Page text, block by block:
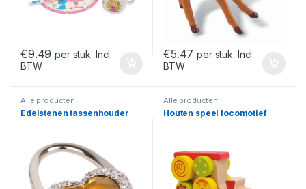
€9.49 per stuk. Incl.
BTW
€5.47 per stuk. Incl.
BTW
Alle producten
Edelstenen tassenhouder
Alle producten
Houten speel locomotief